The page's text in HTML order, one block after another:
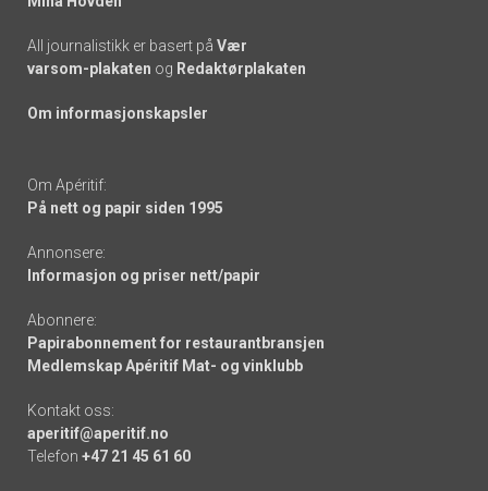
All journalistikk er basert på Vær
varsom-plakaten og Redaktørplakaten
Om informasjonskapsler
Om Apéritif:
På nett og papir siden 1995
Annonsere:
Informasjon og priser nett/papir
Abonnere:
Papirabonnement for restaurantbransjen
Medlemskap Apéritif Mat- og vinklubb
Kontakt oss:
aperitif@aperitif.no
Telefon +47 21 45 61 60